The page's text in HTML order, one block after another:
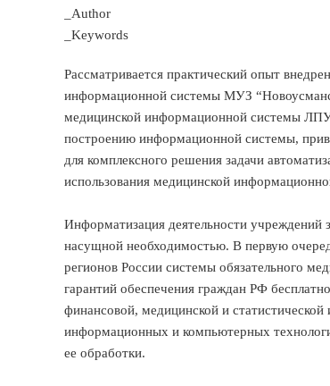
_Author
_Keywords
Рассматривается практический опыт
информационной системы МУЗ
медицинской информационной системы
построению информационной системы,
для комплексного решения задачи
использования медицинской
Информатизация деятельности учреждений
насущной необходимостью. В первую
регионов России системы обязательного
гарантий обеспечения граждан РФ
финансовой, медицинской и
информационных и компьютерных
ее обработки.